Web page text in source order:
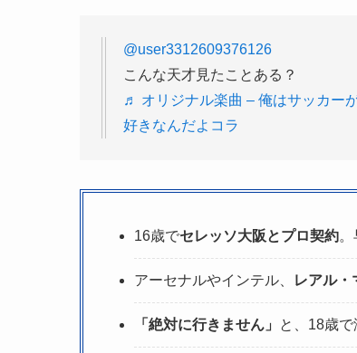
@user3312609376126
こんな天才見たことある？
♬ オリジナル楽曲 – 俺はサッカー
好きなんだよコラ
16歳でセレッソ大阪とプロ契約
アーセナルやインテル、 レアル・
「絶対に行きません」 と、18歳